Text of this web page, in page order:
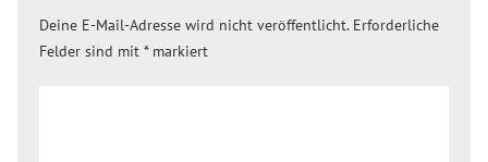
Deine E-Mail-Adresse wird nicht veröffentlicht. Erforderliche
Felder sind mit *markiert